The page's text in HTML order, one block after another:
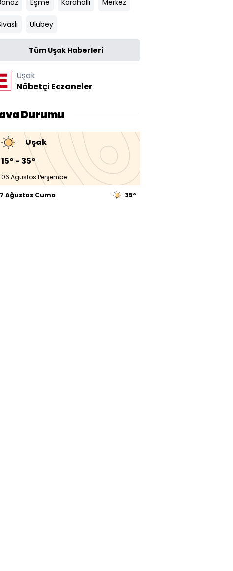
Eşme Karahallı Merkez
Ulubey
Tüm Uşak Haberleri
Uşak
Nöbetçi Eczaneler
Durumu
Uşak
15° - 35°
06 Ağustos Perşembe
Ağustos Cuma 35°